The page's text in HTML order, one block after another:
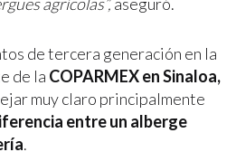
de tercera generación en la
de la COPARMEX en Sinaloa,
muy claro principalmente
entre un alberge
.